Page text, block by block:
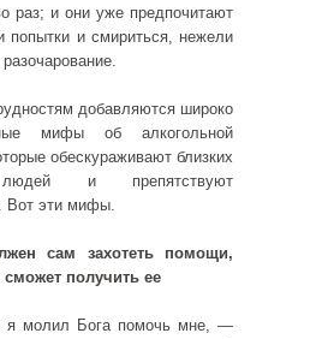
раз; и они уже предпочитают
попытки и смириться, нежели
добавляются широко
мифы об алкогольной
обескураживают близких
людей и препятствуют
Вот эти мифы.
сам захотеть помощи,
получить ее
я молил Бога помочь мне, —